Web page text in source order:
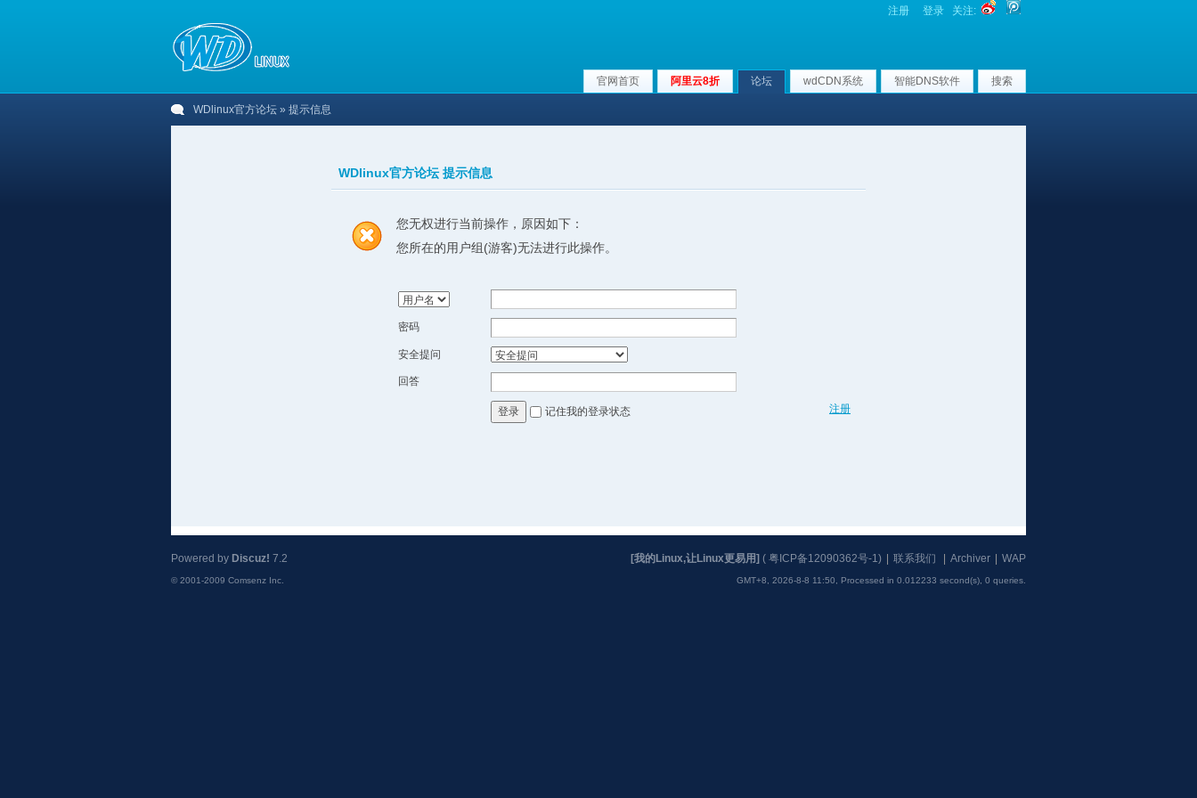
注册 登录 关注:
官网首页 阿里云8折 论坛 wdCDN系统 智能DNS软件 搜索
WDlinux官方论坛 » 提示信息
WDlinux官方论坛 提示信息
您无权进行当前操作，原因如下：
您所在的用户组(游客)无法进行此操作。
密码
安全提问
回答
注册
登录 记住我的登录状态
[我的Linux,让Linux更易用] ( 粤ICP备12090362号-1) 联系我们 Archiver WAP
GMT+8, 2026-8-8 11:50, Processed in 0.012233 second(s), 0 queries
Powered by Discuz! 7.2
© 2001-2009 Comsenz Inc.